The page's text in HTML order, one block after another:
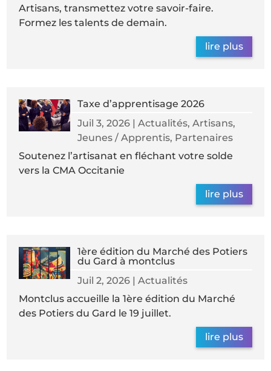
Artisans, transmettez votre savoir-faire.
Formez les talents de demain.
lire plus
Taxe d’apprentisage 2026
Juil 3, 2026| Actualités, Artisans,
Jeunes / Apprentis, Partenaires
Soutenez l’artisanat en fléchant votre solde
vers la CMA Occitanie
lire plus
1ère édition du Marché des Potiers
du Gard à montclus
Juil 2, 2026| Actualités
Montclus accueille la 1ère édition du Marché
des Potiers du Gard le 19 juillet.
lire plus